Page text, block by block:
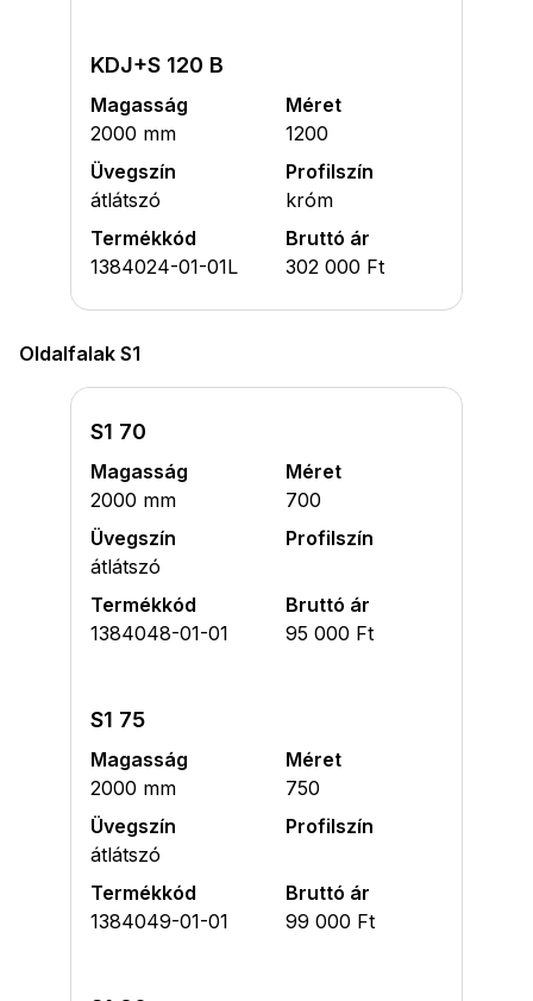
KDJ+S 120 B
Magasság
2000 mm
Méret
1200
Üvegszín
átlátszó
Profilszín
króm
Termékkód
1384024-01-01L
Bruttó ár
302 000 Ft
Oldalfalak S1
S1 70
Magasság
2000 mm
Méret
700
Üvegszín
átlátszó
Profilszín
Termékkód
1384048-01-01
Bruttó ár
95 000 Ft
S1 75
Magasság
2000 mm
Méret
750
Üvegszín
átlátszó
Profilszín
Termékkód
1384049-01-01
Bruttó ár
99 000 Ft